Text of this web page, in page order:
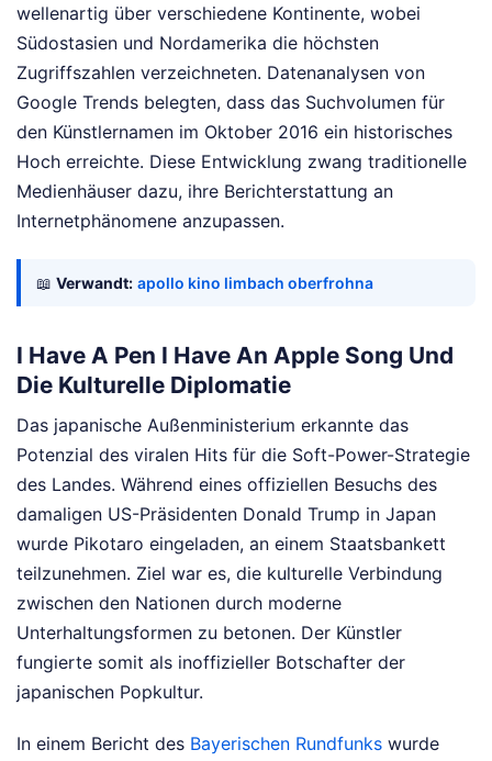
wellenartig über verschiedene Kontinente, wobei
Südostasien und Nordamerika die höchsten
Zugriffszahlen verzeichneten. Datenanalysen von
Google Trends belegten, dass das Suchvolumen für
den Künstlernamen im Oktober 2016 ein historisches
Hoch erreichte. Diese Entwicklung zwang traditionelle
Medienhäuser dazu, ihre Berichterstattung an
Internetphänomene anzupassen.
📖 Verwandt: apollo kino limbach oberfrohna
I Have A Pen I Have An Apple Song Und
Die Kulturelle Diplomatie
Das japanische Außenministerium erkannte das
Potenzial des viralen Hits für die Soft-Power-Strategie
des Landes. Während eines offiziellen Besuchs des
damaligen US-Präsidenten Donald Trump in Japan
wurde Pikotaro eingeladen, an einem Staatsbankett
teilzunehmen. Ziel war es, die kulturelle Verbindung
zwischen den Nationen durch moderne
Unterhaltungsformen zu betonen. Der Künstler
fungierte somit als inoffizieller Botschafter der
japanischen Popkultur.
In einem Bericht des Bayerischen Rundfunks wurde